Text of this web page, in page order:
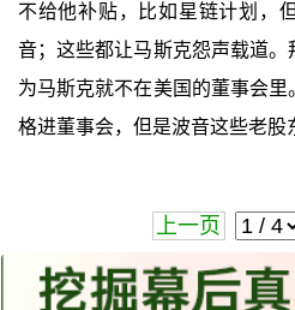
不给他补贴，比如星链计划，
音；这些都让马斯克怨声载道。
为马斯克就不在美国的董事会
格进董事会，但是波音这些老股
上一页